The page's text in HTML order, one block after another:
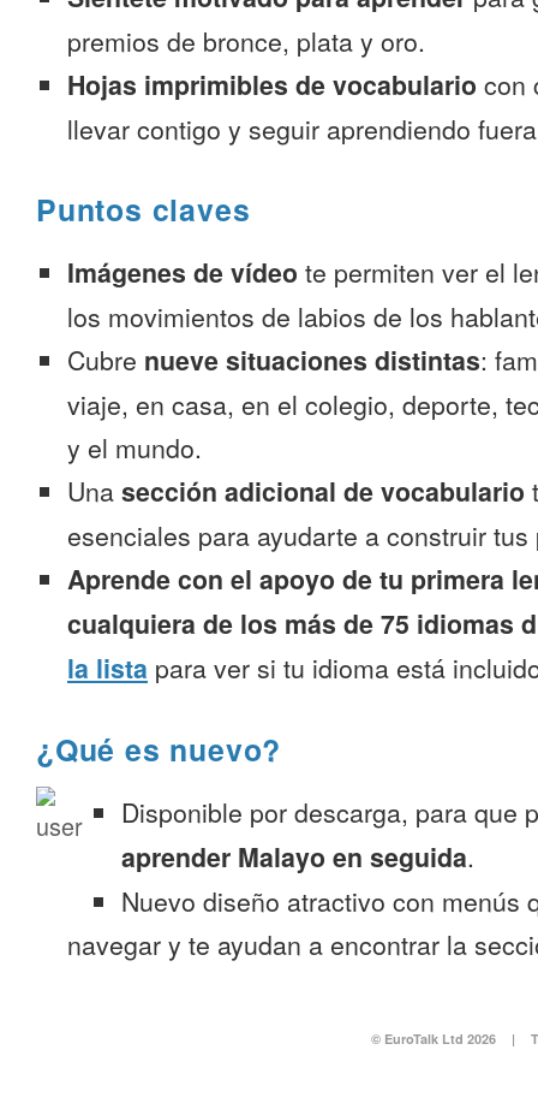
premios de bronce, plata y oro.
Hojas imprimibles de vocabulario con
llevar contigo y seguir aprendiendo
Puntos claves
Imágenes de vídeo te permiten ver el
los movimientos de labios de los
Cubre nueve situaciones distintas:
viaje, en casa, en el colegio, deporte,
y el mundo.
Una sección adicional de vocabulario
esenciales para ayudarte a construir
Aprende con el apoyo de tu primera
cualquiera de los más de 75 idiomas
la lista para ver si tu idioma está
¿Qué es nuevo?
Disponible por descarga, para que
aprender Malayo en seguida.
Nuevo diseño atractivo con menús
navegar y te ayudan a encontrar la
© EuroTalk Ltd 2026 |